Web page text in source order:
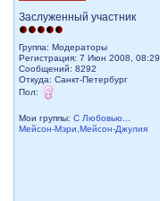
Заслуженный участник
Группа: Модераторы
Регистрация: 7 Июн 2008, 08:29
Сообщений: 8292
Откуда: Санкт-Петербург
Пол:
Мои группы:С Любовью...
Мейсон-Мэри,Мейсон-Джулия